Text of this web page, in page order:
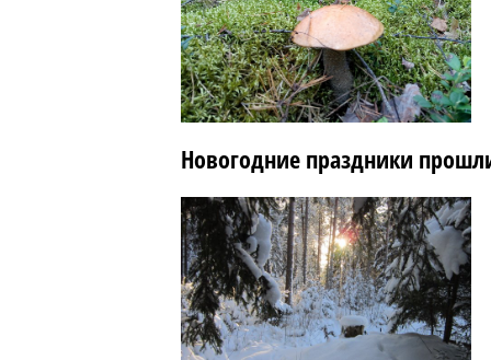
Новогодние праздники